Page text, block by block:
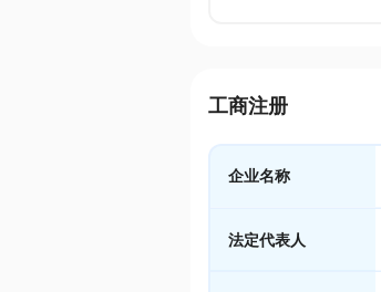
工商注册
企业名称
法定代表人